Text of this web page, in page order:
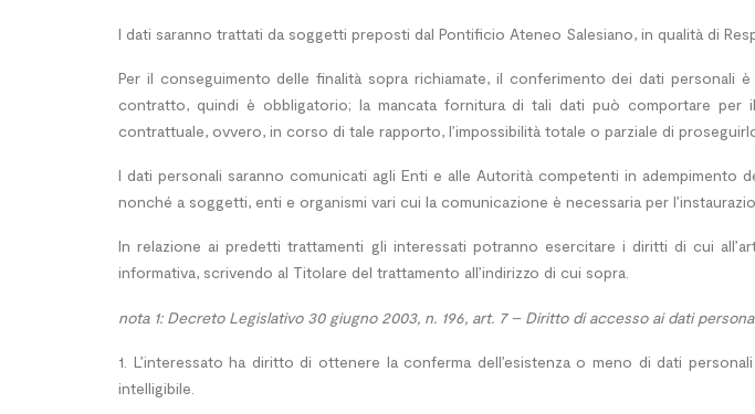
I dati saranno trattati da soggetti preposti dal Pontificio Ateneo Salesiano, in qualità di
Per il conseguimento delle finalità sopra richiamate, il conferimento dei dati personali
contratto, quindi è obbligatorio; la mancata fornitura di tali dati può comportare per
contrattuale, ovvero, in corso di tale rapporto, l’impossibilità totale o parziale di
I dati personali saranno comunicati agli Enti e alle Autorità competenti in
nonché a soggetti, enti e organismi vari cui la comunicazione è necessaria per
In relazione ai predetti trattamenti gli interessati potranno esercitare i diritti di cui
informativa, scrivendo al Titolare del trattamento all’indirizzo di cui sopra.
nota 1: Decreto Legislativo 30 giugno 2003, n. 196, art. 7 – Diritto di accesso ai dati
1. L’interessato ha diritto di ottenere la conferma dell’esistenza o meno di dati
intelligibile.